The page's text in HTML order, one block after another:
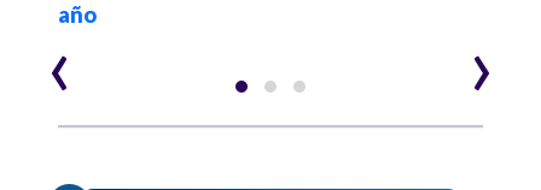
año
‹ ›